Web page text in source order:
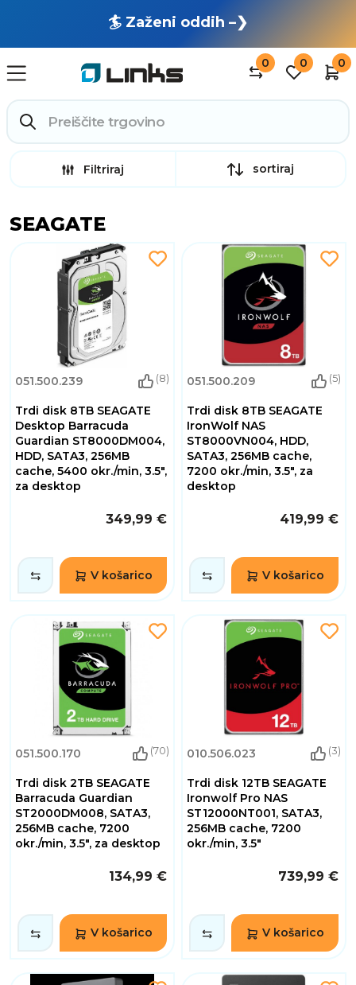
🏄 Zaženi oddih –❯
0 0 0
Filtriraj sortiraj
SEAGATE
051.500.239 (8)
Trdi disk 8TB SEAGATE
Desktop Barracuda
Guardian ST8000DM004,
HDD, SATA3, 256MB
cache, 5400 okr./min, 3.5",
za desktop
349,99 €
V košarico
051.500.209 (5)
Trdi disk 8TB SEAGATE
IronWolf NAS
ST8000VN004, HDD,
SATA3, 256MB cache,
7200 okr./min, 3.5", za
desktop
419,99 €
V košarico
051.500.170 (70)
Trdi disk 2TB SEAGATE
Barracuda Guardian
ST2000DM008, SATA3,
256MB cache, 7200
okr./min, 3.5", za desktop
134,99 €
V košarico
010.506.023 (3)
Trdi disk 12TB SEAGATE
Ironwolf Pro NAS
ST12000NT001, SATA3,
256MB cache, 7200
okr./min, 3.5"
739,99 €
V košarico